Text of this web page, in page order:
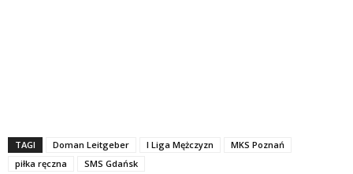
TAGI Doman Leitgeber I Liga Mężczyzn
MKS Poznań
piłka ręczna
SMS Gdańsk